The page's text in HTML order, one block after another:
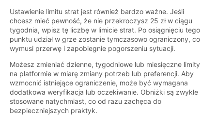
Ustawienie limitu strat jest również bardzo ważne. Jeśli
chcesz mieć pewność, że nie przekroczysz 25 zł w ciągu
tygodnia, wpisz tę liczbę w limicie strat. Po osiągnięciu tego
punktu udział w grze zostanie tymczasowo ograniczony, co
wymusi przerwę i zapobiegnie pogorszeniu sytuacji.
Możesz zmieniać dzienne, tygodniowe lub miesięczne limity
na platformie w miarę zmiany potrzeb lub preferencji. Aby
wzmocnić istniejące ograniczenie, może być wymagana
dodatkowa weryfikacja lub oczekiwanie. Obniżki są zwykle
stosowane natychmiast, co od razu zachęca do
bezpieczniejszych praktyk.